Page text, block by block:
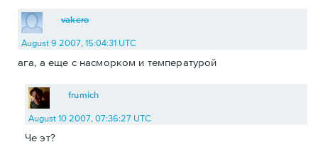
vakero
August 9 2007, 15:04:31 UTC
ага, а еще с насморком и температурой
frumich
August 10 2007, 07:36:27 UTC
Че эт?